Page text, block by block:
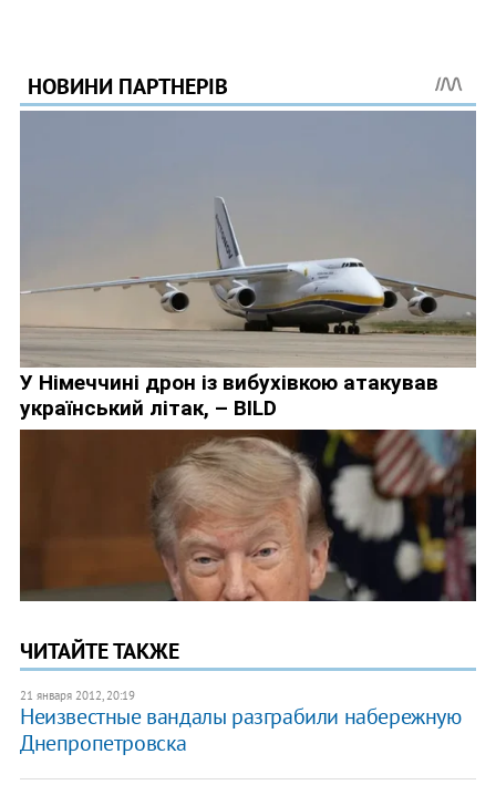
ЧИТАЙТЕ ТАКЖЕ
21 января 2012, 20:19
Неизвестные вандалы разграбили набережную
Днепропетровска